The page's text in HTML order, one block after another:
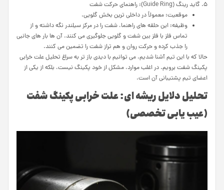
5. گاید رینگ (Guide Ring): راهنمای حرکت شفت
موقعیت: معمولاً در داخلی ترین بخش گلویی.
وظیفه: این حلقه های راهنما، شفت را در مرکز سیلندر نگه داشته و از
تماس فلز با فلز بین شفت و گلویی جلوگیری می کنند. آن ها بار های جانبی
را جذب کرده و حرکت روان و هم تراز شفت را تضمین می کنند.
حالا که با این تیم آشنا شدیم، می توانیم با دیدی باز تر به سراغ تحلیل علت خرابی
پکینگ شفت برویم. در اغلب موارد، مشکل از خود پکینگ نیست، بلکه از یکی از
اعضای تیم پشتیبانی آن است.
تحلیل دلایل ریشه ای: علت خرابی پکینگ شفت
(عیب یابی تخصصی)